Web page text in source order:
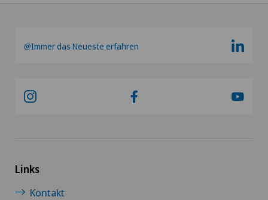
@Immer das Neueste erfahren
Links
Kontakt